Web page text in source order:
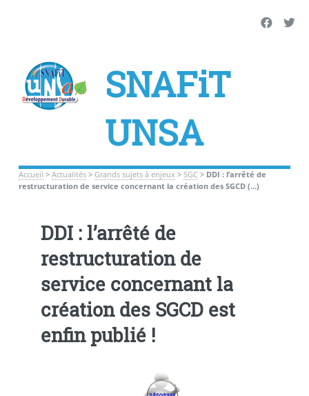
SNAFiT
UNSA
Accueil > Actualités> Grands sujets à enjeux > SGC> DDI : l’arrêté de
restructuration de service concernant la création des SGCD (…)
DDI : l’arrêté de
restructuration de
service concernant la
création des SGCD est
enfin publié !